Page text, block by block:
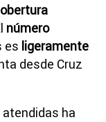
número
es ligeramente
desde Cruz
ha